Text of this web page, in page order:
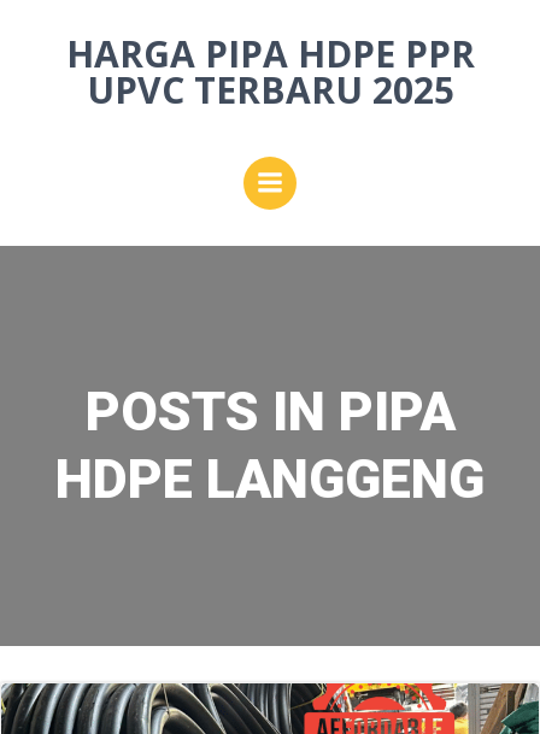
to
content
HARGA PIPA HDPE PPR
UPVC TERBARU 2025
POSTS IN PIPA
HDPE LANGGENG